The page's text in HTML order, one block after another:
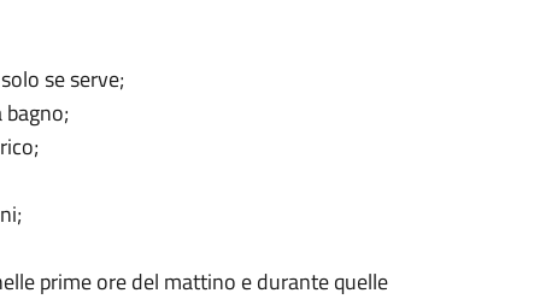
se serve;
prime ore del mattino e durante quelle